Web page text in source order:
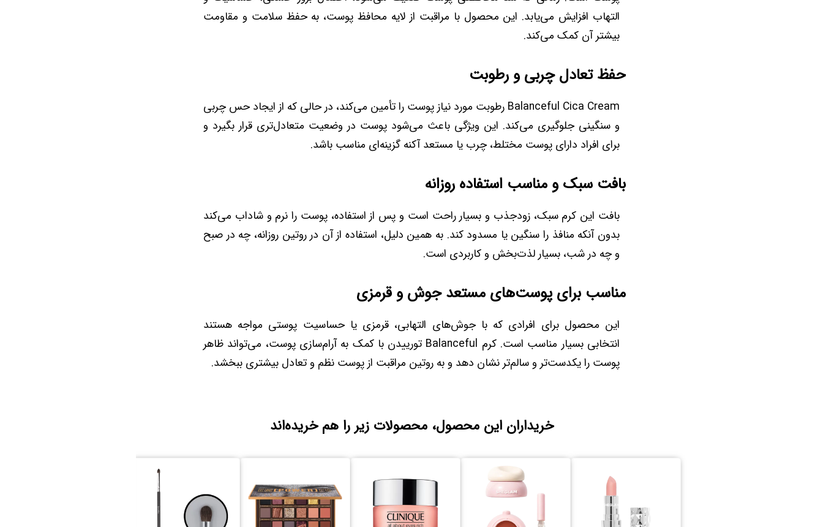
التهاب افزایش می‌یابد. این محصول با مراقبت از لایه محافظ پوست، به حفظ سلامت و مقاومت
بیشتر آن کمک می‌کند.
حفظ تعادل چربی و رطوبت
Balanceful Cica Cream رطوبت مورد نیاز پوست را تأمین می‌کند، در حالی که از ایجاد حس چربی
و سنگینی جلوگیری می‌کند. این ویژگی باعث می‌شود پوست در وضعیت متعادل‌تری قرار بگیرد و
برای افراد دارای پوست مختلط، چرب یا مستعد آکنه گزینه‌ای مناسب باشد.
بافت سبک و مناسب استفاده روزانه
بافت این کرم سبک، زودجذب و بسیار راحت است و پس از استفاده، پوست را نرم و شاداب می‌کند
بدون آنکه منافذ را سنگین یا مسدود کند. به همین دلیل، استفاده از آن در روتین روزانه، چه در صبح
و چه در شب، بسیار لذت‌بخش و کاربردی است.
مناسب برای پوست‌های مستعد جوش و قرمزی
این محصول برای افرادی که با جوش‌های التهابی، قرمزی یا حساسیت پوستی مواجه هستند
انتخابی بسیار مناسب است. کرم Balanceful تورییدن با کمک به آرام‌سازی پوست، می‌تواند ظاهر
پوست را یکدست‌تر و سالم‌تر نشان دهد و به روتین مراقبت از پوست نظم و تعادل بیشتری ببخشد.
خریداران این محصول، محصولات زیر را هم خریده‌اند